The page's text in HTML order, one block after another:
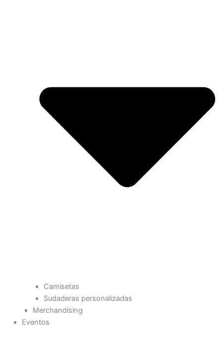
Camisetas
Sudaderas personalizadas
Merchandising
Eventos